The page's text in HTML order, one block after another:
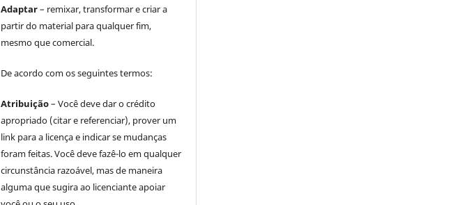
Adaptar– remixar, transformar e criar a
partir do material para qualquer fim,
mesmo que comercial.
De acordo com os seguintes termos:
Atribuição– Você deve dar o crédito
apropriado (citar e referenciar), prover um
link para a licença e indicar se mudanças
foram feitas. Você deve fazê-lo em qualquer
circunstância razoável, mas de maneira
alguma que sugira ao licenciante apoiar